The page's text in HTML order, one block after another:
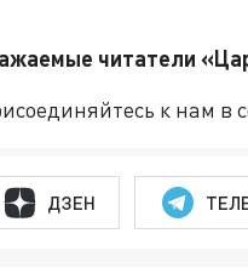
к нам в
ДЗЕН